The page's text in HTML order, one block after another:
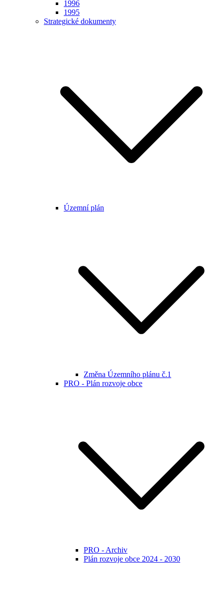
1996
1995
Strategické dokumenty
Územní plán
Změna Územního plánu č.1
PRO - Plán rozvoje obce
PRO - Archiv
Plán rozvoje obce 2024 - 2030